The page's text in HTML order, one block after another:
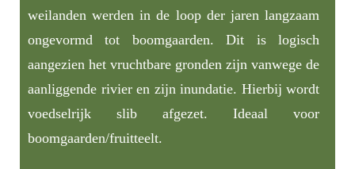
weilanden werden in de loop der jaren langzaam
ongevormd tot boomgaarden. Dit is logisch
aangezien het vruchtbare gronden zijn vanwege de
aanliggende rivier en zijn inundatie. Hierbij wordt
voedselrijk slib afgezet. Ideaal voor
boomgaarden/fruitteelt.